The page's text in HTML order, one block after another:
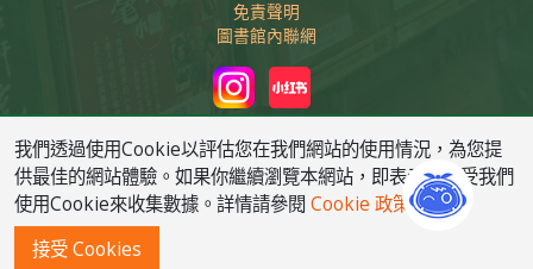
免責聲明
圖書館內聯網
任何非教育機構必須先行取得香港教育大學圖書館批准方可連結
到圖書館網頁
版權 © 2026 香港教育大學圖書館
我們透過使用Cookie以評估您在我們網站的使用情況，為您提
供最佳的網站體驗。如果你繼續瀏覽本網站，即表示您接受我們
使用Cookie來收集數據。詳情請參閱 Cookie 政策
接受 Cookies